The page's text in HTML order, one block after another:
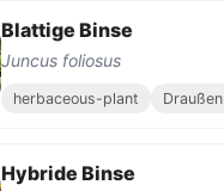
Blattige Binse
Juncus foliosus
herbaceous-plant Draußen
Hybride Binse